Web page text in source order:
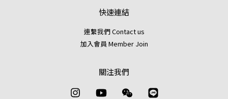
快速連結
連繫我們 Contact us
加入會員 Member Join
關注我們
Instagram YouTube Wechat